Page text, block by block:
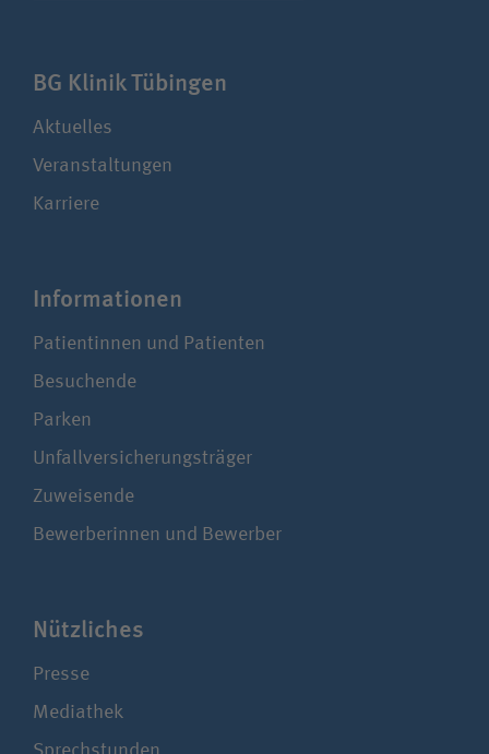
BG Klinik Tübingen
Aktuelles
Veranstaltungen
Karriere
Infor­ma­tionen
Patientinnen und Patienten
Besuchende
Parken
Unfallversicherungsträger
Zuweisende
Bewerberinnen und Bewerber
Nützliches
Presse
Mediathek